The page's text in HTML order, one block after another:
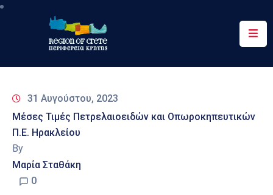
Περιφέρεια
&
Δράσεις
Ψηφιακές
Υπηρεσίες
31 Αυγούστου, 2023
Μέσες Τιμές Πετρελαιοειδών και Οπωροκηπευτικών
Π.Ε. Ηρακλείου
By
Μαρία Σταθάκη
0